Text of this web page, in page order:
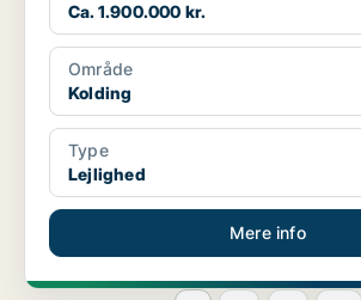
Ca. 1.900.000 kr.
Område
Kolding
Type
Lejlighed
Mere info